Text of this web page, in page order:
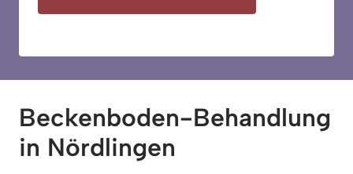
Beckenboden-Behandlung
in Nördlingen